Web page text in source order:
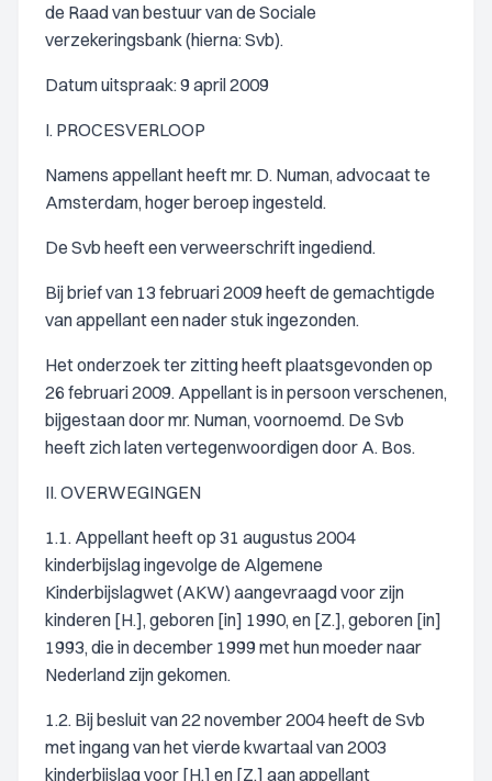
de Raad van bestuur van de Sociale
verzekeringsbank (hierna: Svb).
Datum uitspraak: 9 april 2009
I. PROCESVERLOOP
Namens appellant heeft mr. D. Numan, advocaat te
Amsterdam, hoger beroep ingesteld.
De Svb heeft een verweerschrift ingediend.
Bij brief van 13 februari 2009 heeft de gemachtigde
van appellant een nader stuk ingezonden.
Het onderzoek ter zitting heeft plaatsgevonden op
26 februari 2009. Appellant is in persoon verschenen,
bijgestaan door mr. Numan, voornoemd. De Svb
heeft zich laten vertegenwoordigen door A. Bos.
II. OVERWEGINGEN
1.1. Appellant heeft op 31 augustus 2004
kinderbijslag ingevolge de Algemene
Kinderbijslagwet (AKW) aangevraagd voor zijn
kinderen [H.], geboren [in] 1990, en [Z.], geboren [in]
1993, die in december 1999 met hun moeder naar
Nederland zijn gekomen.
1.2. Bij besluit van 22 november 2004 heeft de Svb
met ingang van het vierde kwartaal van 2003
kinderbijslag voor [H.] en [Z.] aan appellant